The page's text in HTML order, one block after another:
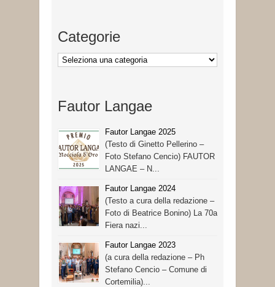
Categorie
Categorie
Fautor Langae
Fautor Langae 2025
(Testo di Ginetto Pellerino –
Foto Stefano Cencio) FAUTOR
LANGAE – N...
Fautor Langae 2024
(Testo a cura della redazione –
Foto di Beatrice Bonino) La 70a
Fiera nazi...
Fautor Langae 2023
(a cura della redazione – Ph
Stefano Cencio – Comune di
Cortemilia)...